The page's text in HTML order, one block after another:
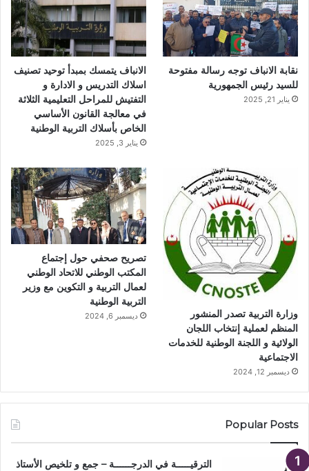
ك
ب
ر
ا
م
نقابة الانباف توجه رسالة مفتوحة
للسيد رئيس الجمهورية
يناير 21, 2025
الانباف يتمسك بمبدأ توحيد تصنيف
اسلاك التدريس و الادارة و
التفتيش للمراحل التعليمية الثلاثة
في معالجة القانون الأساسي
الخاص بأسلاك التربية الوطنية
يناير 3, 2025
وزارة التربية تصدر المنشور
المنظم لعملية إنتخاب اللجان
الولائية و اللجنة الوطنية للخدمات
الاجتماعية
ديسمبر 12, 2024
تصريح صحفي حول إجتماع
المكتب الوطني للاتحاد الوطني
لعمال التربية و التكوين مع وزير
التربية الوطنية
ديسمبر 6, 2024
Popular Posts
الترقيـــــة في الدرجــــــة – جمع و تلخيص الأستاذ